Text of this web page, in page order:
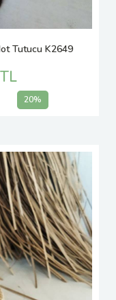
Tutucu K2649
20%